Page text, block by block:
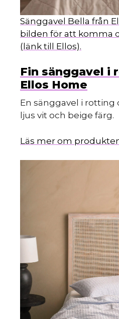
Sänggavel Bella från
bilden för att komma
(länk till Ellos).
Fin sänggavel i
Ellos Home
En sänggavel i rotting
ljus vit och beige färg.
Läs mer om